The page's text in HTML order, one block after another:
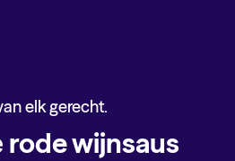
elk gerecht.
rode wijnsaus